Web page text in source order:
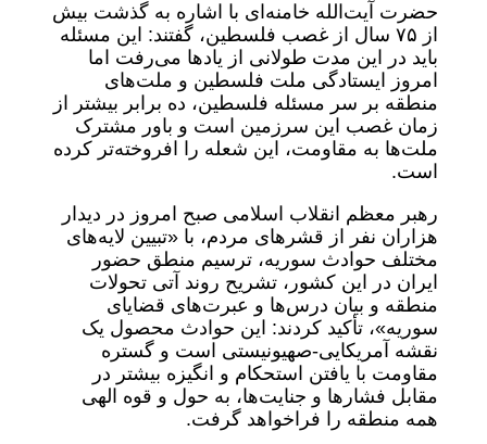
حضرت آیت‌الله خامنه‌ای با اشاره به گذشت بیش
از ۷۵ سال از غصب فلسطین، گفتند: این مسئله
باید در این مدت طولانی از یادها می‌رفت اما
امروز ایستادگی ملت فلسطین و ملت‌های
منطقه بر سر مسئله فلسطین، ده‌ برابر بیشتر از
زمان غصب این سرزمین است و باور مشترک
ملت‌ها به مقاومت، این شعله را افروخته‌تر کرده
است.
رهبر معظم انقلاب اسلامی صبح امروز در دیدار
هزاران نفر از قشرهای مردم، با «تبیین لایه‌های
مختلف حوادث سوریه، ترسیم منطق حضور
ایران در این کشور، تشریح روند آتی تحولات
منطقه و بیان درس‌ها و عبرت‌های قضایای
سوریه»، تأکید کردند: این حوادث محصول یک
نقشه آمریکایی-صهیونیستی است و گستره
مقاومت با یافتن استحکام و انگیزه بیشتر در
مقابل فشارها و جنایت‌ها، به حول و قوه الهی
همه منطقه را فراخواهد گرفت.